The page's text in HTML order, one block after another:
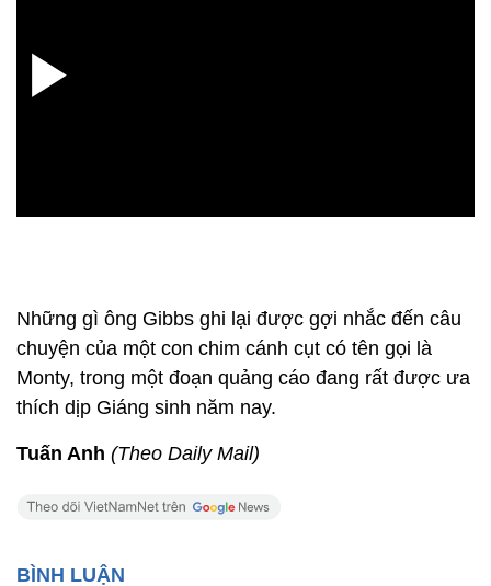
Những gì ông Gibbs ghi lại được gợi nhắc đến câu
chuyện của một con chim cánh cụt có tên gọi là
Monty, trong một đoạn quảng cáo đang rất được ưa
thích dịp Giáng sinh năm nay.
Tuấn Anh (Theo Daily Mail)